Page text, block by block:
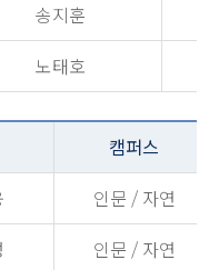
송지훈
노태호
캠퍼스
인문 / 자연
인문 / 자연